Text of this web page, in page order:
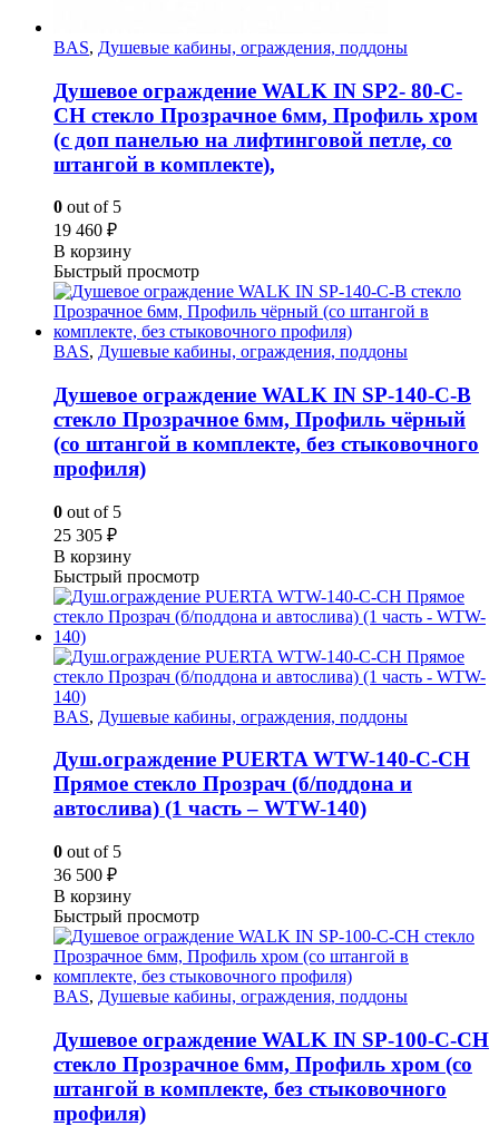
BAS, Душевые кабины, ограждения, поддоны
Душевое ограждение WALK IN SP2- 80-C-
CH стекло Прозрачное 6мм, Профиль хром
(с доп панелью на лифтинговой петле, со
штангой в комплекте),
0 out of 5
19 460 ₽
В корзину
Быстрый просмотр
BAS, Душевые кабины, ограждения, поддоны
Душевое ограждение WALK IN SP-140-C-B
стекло Прозрачное 6мм, Профиль чёрный
(со штангой в комплекте, без стыковочного
профиля)
0 out of 5
25 305 ₽
В корзину
Быстрый просмотр
BAS, Душевые кабины, ограждения, поддоны
Душ.ограждение PUERTA WTW-140-С-СH
Прямое стекло Прозрач (б/поддона и
автослива) (1 часть – WTW-140)
0 out of 5
36 500 ₽
В корзину
Быстрый просмотр
BAS, Душевые кабины, ограждения, поддоны
Душевое ограждение WALK IN SP-100-C-CH
стекло Прозрачное 6мм, Профиль хром (со
штангой в комплекте, без стыковочного
профиля)